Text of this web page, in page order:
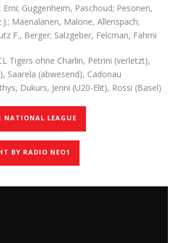
Erni; Guggenheim, Paschoud; Pesonen,
Mäenalanen, Malone, Allenspach;
F., Berger; Salzgeber, Felcman, Fahrni
Tigers ohne Charlin, Petrini (verletzt),
Saarela (abwesend), Cadonau
Dukurs, Jenni (U20-Elit), Rossi (Basel)
NATIONAL LEAGUE
BY RADIO NEO1